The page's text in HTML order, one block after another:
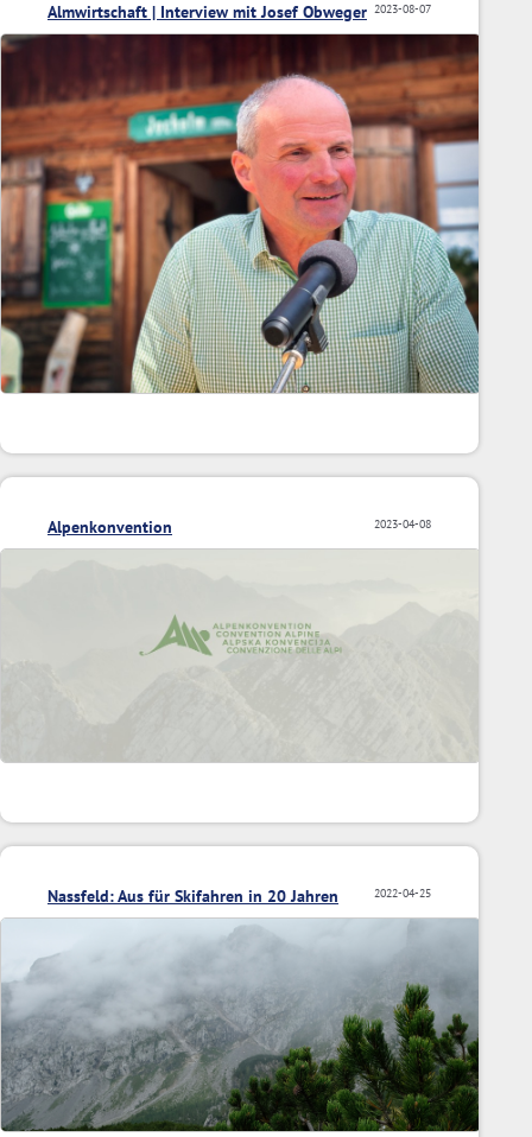
2023-08-07
Almwirtschaft | Interview mit Josef Obweger
2023-04-08
Alpenkonvention
2022-04-25
Nassfeld: Aus für Skifahren in 20 Jahren